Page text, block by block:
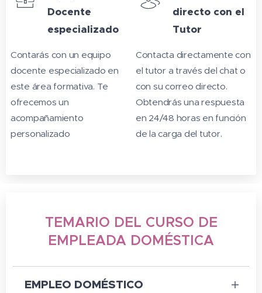
Docente
especializado
Contarás con un equipo
docente especializado en
este área formativa. Te
ofrecemos un
acompañamiento
personalizado
directo con el
Tutor
Contacta directamente con
el tutor a través del chat o
con su correo directo.
Obtendrás una respuesta
en 24/48 horas en función
de la carga del tutor.
TEMARIO DEL CURSO DE
EMPLEADA DOMÉSTICA
EMPLEO DOMÉSTICO